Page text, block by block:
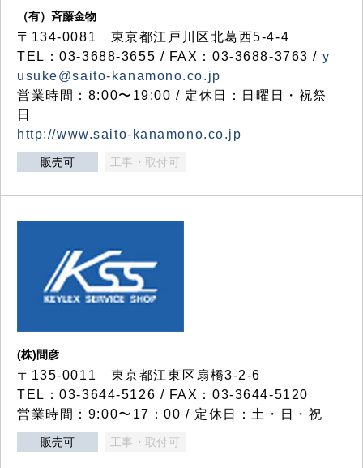
（有）斉藤金物
〒134-0081 東京都江戸川区北葛西5-4-4
TEL：03-3688-3655 / FAX：03-3688-3763 / y
usuke@saito-kanamono.co.jp
営業時間：8:00〜19:00 / 定休日：日曜日・祝祭
日
http://www.saito-kanamono.co.jp
販売可 工事・取付可
(株)間彦
〒135-0011 東京都江東区扇橋3-2-6
TEL：03-3644-5126 / FAX：03-3644-5120
営業時間：9:00〜17：00 / 定休日：土・日・祝
販売可 工事・取付可